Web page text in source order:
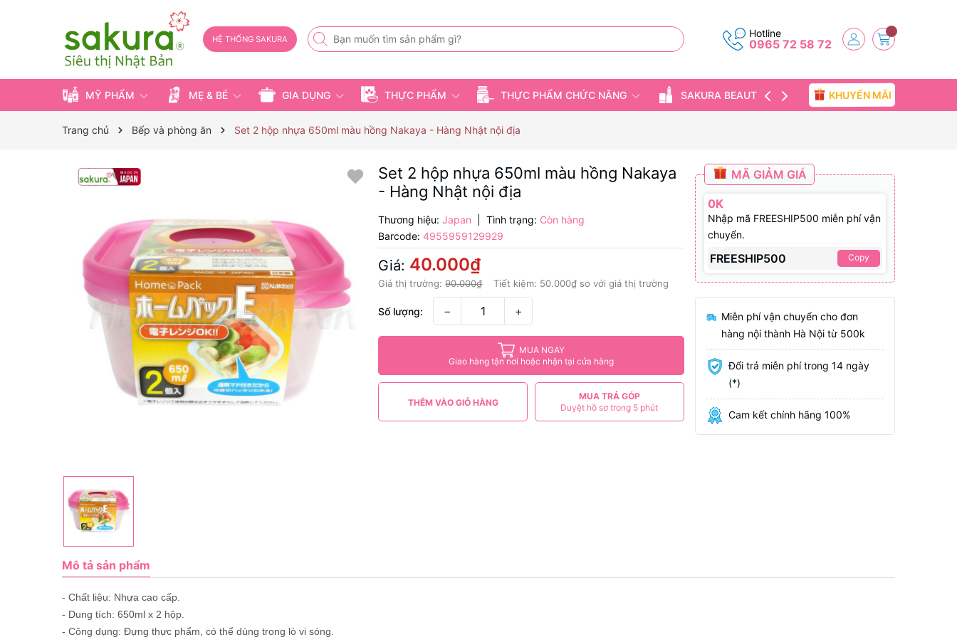
HỆ THỐNG SAKURA Hotline
0965 72 58 72
MỸ PHẨM MẸ & BÉ GIA DỤNG THỰC PHẨM THỰC PHẨM CHỨC NĂNG SAKURA BEAUTY TIN TỨC
KHUYẾN MÃI
Trang chủ Bếp và phòng ăn Set 2 hộp nhựa 650ml màu hồng Nakaya - Hàng Nhật nội địa
Set 2 hộp nhựa 650ml màu hồng Nakaya
- Hàng Nhật nội địa
Thương hiệu: Japan Tình trạng: Còn hàng
Barcode: 4955959129929
Giá: 40.000₫
Giá thị trường:90.000₫ Tiết kiệm: 50.000₫ so với giá thị trường
Số lượng: − +
MUA NGAY
Giao hàng tận nơi hoặc nhận tại cửa hàng
THÊM VÀO GIỎ HÀNG
MUA TRẢ GÓP
Duyệt hồ sơ trong 5 phút
MÃ GIẢM GIÁ
0K
Nhập mã FREESHIP500 miễn phí vận
chuyển.
FREESHIP500 Copy
Miễn phí vận chuyển cho đơn
hàng nội thành Hà Nội từ 500k
Đổi trả miễn phí trong 14 ngày
(*)
Cam kết chính hãng 100%
Mô tả sản phẩm
- Chất liệu: Nhựa cao cấp.
- Dung tích: 650ml x 2 hộp.
- Công dụng: Đựng thực phẩm, có thể dùng trong lò vi sóng.